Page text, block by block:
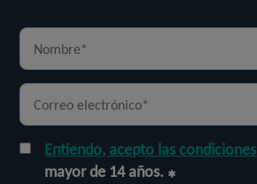
Entiendo, acepto las condiciones
mayor de 14 años.